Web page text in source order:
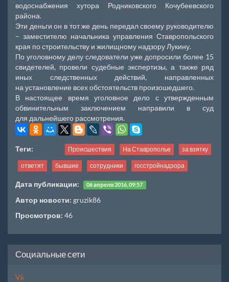
водоснабжения хутора Родниковского Кочубеевского
района.
Эти деньги он в тот же день передал своему руководителю
– заместителю начальника управления Ставропольского
края по строительству и жилищному надзору Лукину.
По уголовному делу следователи уже допросили более 15
свидетелей, провели судебные экспертизы, а также ряд
иных следственных действий, направленных
на установление всех обстоятельств произошедшего.
В настоящее время уголовное дело с утвержденным
обвинительным заключением направили в суд
для дальнейшего рассмотрения.
Теги: Происшествия На Ставрополье за взятку
ответят бывшие сотрудники госстройнадзора
Дата публикации: 06 апреля 2016, 09:57
Автор новости: gruzik86
Просмотров: 46
Социальные сети
Vk